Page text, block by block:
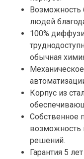
Возможность
людей
100%
обычная
Корпус из
Собственное
возможность
решений.
Гарантия 5